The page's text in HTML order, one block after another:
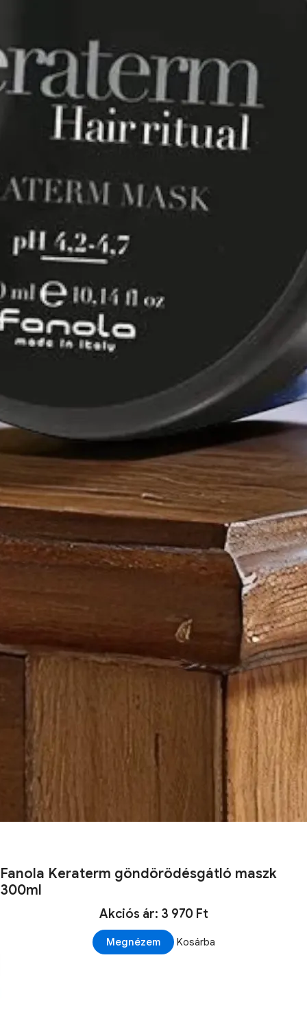
Fanola Keraterm göndörödésgátló maszk
300ml
Akciós ár: 3 970 Ft
Megnézem Kosárba